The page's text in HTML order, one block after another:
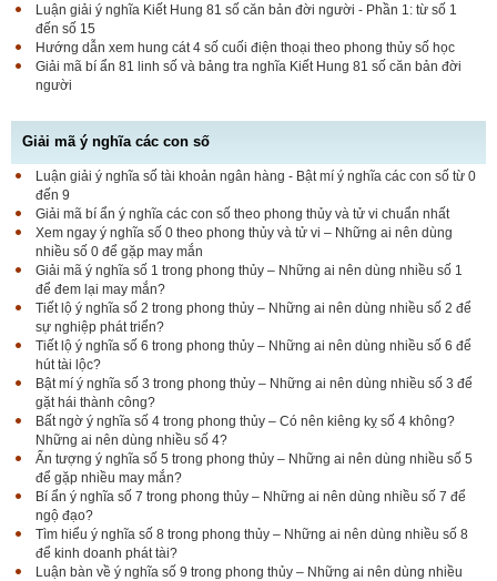
Luận giải ý nghĩa Kiết Hung 81 số căn bản đời người - Phần 1: từ số 1
đến số 15
Hướng dẫn xem hung cát 4 số cuối điện thoại theo phong thủy số học
Giải mã bí ẩn 81 linh số và bảng tra nghĩa Kiết Hung 81 số căn bản đời
người
Giải mã ý nghĩa các con số
Luận giải ý nghĩa số tài khoản ngân hàng - Bật mí ý nghĩa các con số từ 0
đến 9
Giải mã bí ẩn ý nghĩa các con số theo phong thủy và tử vi chuẩn nhất
Xem ngay ý nghĩa số 0 theo phong thủy và tử vi – Những ai nên dùng
nhiều số 0 để gặp may mắn
Giải mã ý nghĩa số 1 trong phong thủy – Những ai nên dùng nhiều số 1
để đem lại may mắn?
Tiết lộ ý nghĩa số 2 trong phong thủy – Những ai nên dùng nhiều số 2 để
sự nghiệp phát triển?
Tiết lộ ý nghĩa số 6 trong phong thủy – Những ai nên dùng nhiều số 6 để
hút tài lộc?
Bật mí ý nghĩa số 3 trong phong thủy – Những ai nên dùng nhiều số 3 để
gặt hái thành công?
Bất ngờ ý nghĩa số 4 trong phong thủy – Có nên kiêng kỵ số 4 không?
Những ai nên dùng nhiều số 4?
Ấn tượng ý nghĩa số 5 trong phong thủy – Những ai nên dùng nhiều số 5
để gặp nhiều may mắn?
Bí ẩn ý nghĩa số 7 trong phong thủy – Những ai nên dùng nhiều số 7 để
ngộ đạo?
Tìm hiểu ý nghĩa số 8 trong phong thủy – Những ai nên dùng nhiều số 8
để kinh doanh phát tài?
Luận bàn về ý nghĩa số 9 trong phong thủy – Những ai nên dùng nhiều